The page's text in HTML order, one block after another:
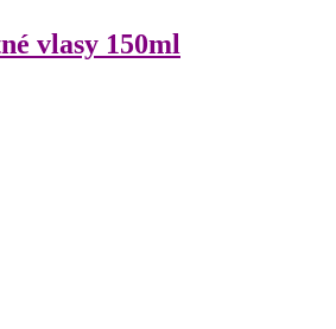
vlasy 150ml